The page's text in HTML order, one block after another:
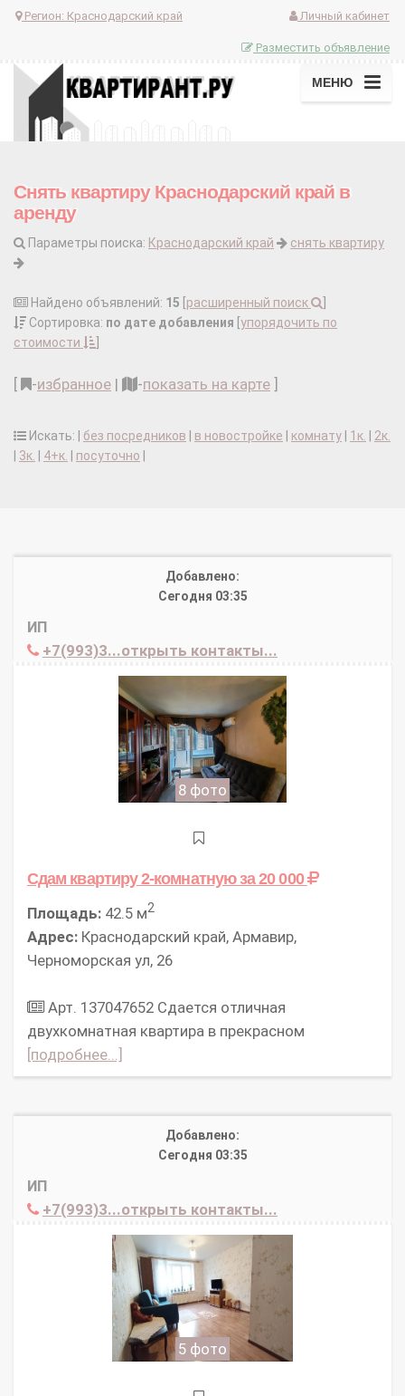
Регион: Краснодарский край Личный кабинет
Разместить объявление
МЕНЮ
Снять квартиру Краснодарский край в
аренду
Параметры поиска: Краснодарский край снять квартиру
Найдено объявлений: 15 расширенный поиск
Сортировка: по дате добавления упорядочить по
стоимости
-избранное | -показать на карте
Искать: | без посредников в новостройке комнату 1к.
2к.
3к. 4+к. посуточно
Добавлено:
Сегодня 03:35
ИП
+7(993)3...открыть контакты...
8 фото
Сдам квартиру 2-комнатнуюза 20 000
Площадь: 42.5 м2
Адрес: Краснодарский край, Армавир,
Черноморская ул, 26
Арт. 137047652 Сдается отличная
двухкомнатная квартира в прекрасном
[подробнее...]
Добавлено:
Сегодня 03:35
ИП
+7(993)3...открыть контакты...
5 фото